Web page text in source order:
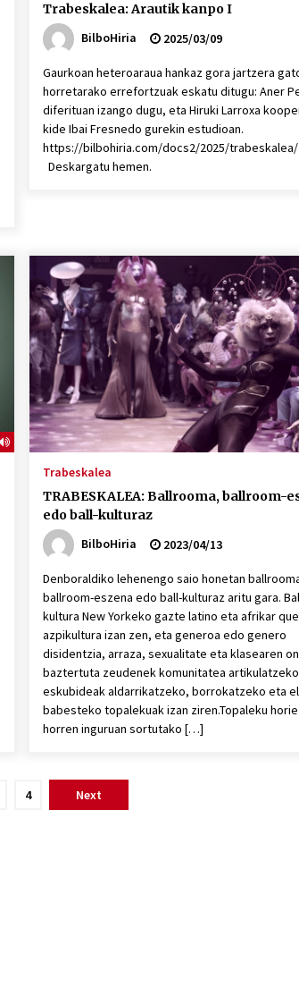
Trabeskalea: Arautik kanpo I
BilboHiria
2025/03/09
Gaurkoan heteroaraua hankaz gora jartzera
horretarako errefortzuak eskatu ditugu: Aner
diferituan izango dugu, eta Hiruki Larroxa
kide Ibai Fresnedo gurekin estudioan.
https://bilbohiria.com/docs2/2025/
Deskargatu hemen.
Trabeskalea
TRABESKALEA: Ballrooma, ballroom-
edo ball-kulturaz
BilboHiria
2023/04/13
Denboraldiko lehenengo saio honetan
ballroom-eszena edo ball-kulturaz aritu gara.
kultura New Yorkeko gazte latino eta afrikar
azpikultura izan zen, eta generoa edo genero
disidentzia, arraza, sexualitate eta klasearen
baztertuta zeudenek komunitatea
eskubideak aldarrikatzeko, borrokatzeko eta
babesteko topalekuak izan ziren.Topaleku
horren inguruan sortutako […]
4 Next